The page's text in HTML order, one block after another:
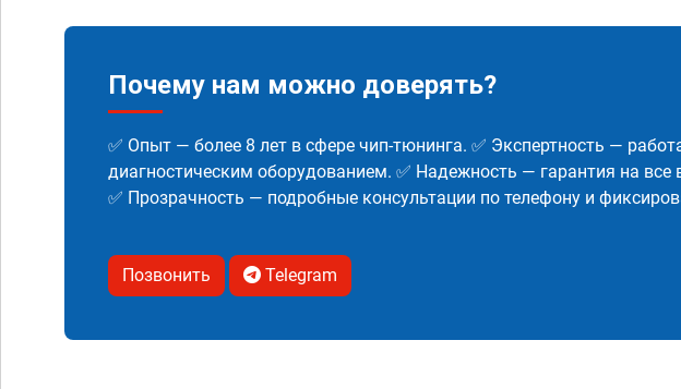
Почему нам можно доверять?
✅ Опыт — более 8 лет в сфере чип-тюнинга. ✅ Экспертность —
диагностическим оборудованием. ✅ Надежность — гарантия на все
✅ Прозрачность — подробные консультации по телефону и
Позвонить Telegram